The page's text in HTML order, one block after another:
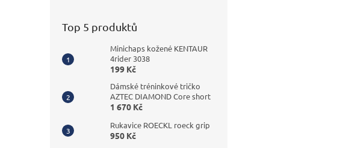
Top 5 produktů
Minichaps kožené KENTAUR
4rider 3038
199 Kč
Dámské tréninkové tričko
AZTEC DIAMOND Core short
1 670 Kč
Rukavice ROECKL roeck grip
950 Kč